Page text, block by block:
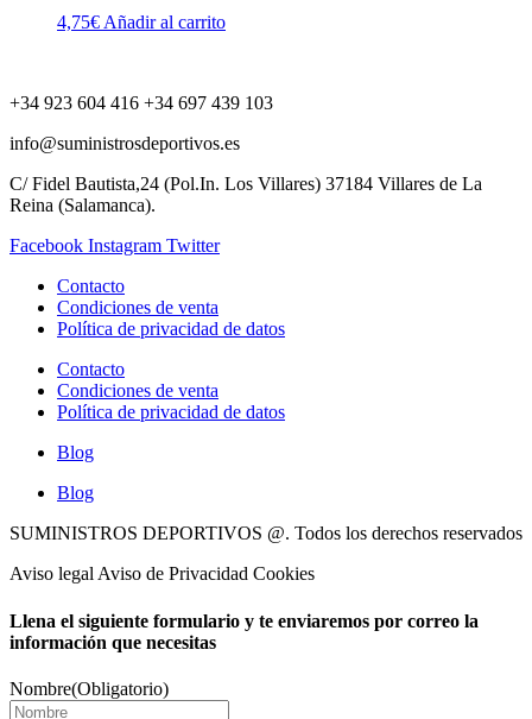
4,75€ Añadir al carrito
+34 923 604 416 +34 697 439 103
info@suministrosdeportivos.es
C/ Fidel Bautista,24 (Pol.In. Los Villares) 37184 Villares de La
Reina (Salamanca).
Facebook Instagram Twitter
Contacto
Condiciones de venta
Política de privacidad de datos
Contacto
Condiciones de venta
Política de privacidad de datos
Blog
Blog
SUMINISTROS DEPORTIVOS @. Todos los derechos reservados
Aviso legal Aviso de Privacidad Cookies
Llena el siguiente formulario y te enviaremos por correo la
información que necesitas
Nombre(Obligatorio)